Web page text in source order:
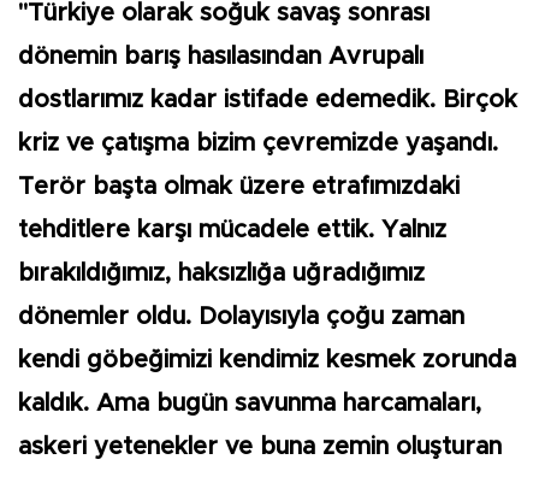
"Türkiye olarak soğuk savaş sonrası
dönemin barış hasılasından Avrupalı
dostlarımız kadar istifade edemedik. Birçok
kriz ve çatışma bizim çevremizde yaşandı.
Terör başta olmak üzere etrafımızdaki
tehditlere karşı mücadele ettik. Yalnız
bırakıldığımız, haksızlığa uğradığımız
dönemler oldu. Dolayısıyla çoğu zaman
kendi göbeğimizi kendimiz kesmek zorunda
kaldık. Ama bugün savunma harcamaları,
askeri yetenekler ve buna zemin oluşturan